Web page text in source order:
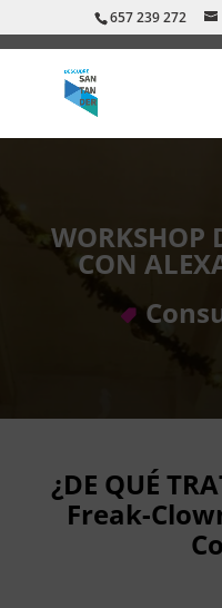
657 239 272
WORKSHOP
CON
¿DE QUÉ
Freak-